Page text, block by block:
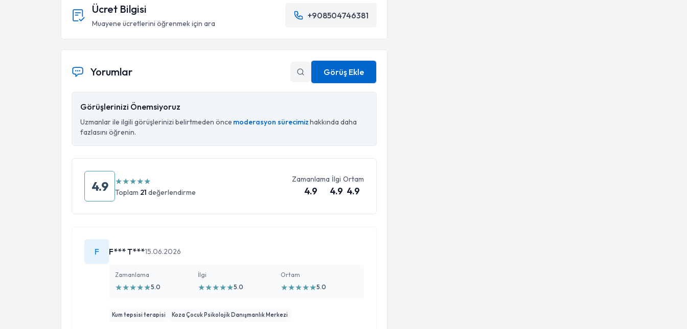
Ücret Bilgisi
Muayene ücretlerini öğrenmek için ara
+908504746381
Yorumlar Görüş Ekle
Görüşlerinizi Önemsiyoruz
Uzmanlar ile ilgili görüşlerinizi belirtmeden önce moderasyon sürecimizhakkında daha
fazlasını öğrenin.
4.9 ★★★★★
Toplam 21 değerlendirme
Zamanlama
4.9
İlgi
4.9
Ortam
4.9
F F*** T***15.06.2026
Zamanlama
★★★★★5.0
İlgi
★★★★★5.0
Ortam
★★★★★5.0
Kum tepsisi terapisi Koza Çocuk Psikolojik Danışmanlık Merkezi